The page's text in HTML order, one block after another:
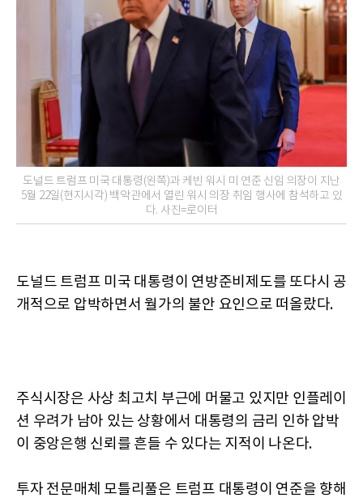
도널드 트럼프 미국 대통령(왼쪽)과 케빈 워시 미 연준 신임 의장이 지난
5월 22일(현지시각) 백악관에서 열린 워시 의장 취임 행사에 참석하고 있
다. 사진=로이터
도널드 트럼프 미국 대통령이 연방준비제도를 또다시 공
개적으로 압박하면서 월가의 불안 요인으로 떠올랐다.
주식시장은 사상 최고치 부근에 머물고 있지만 인플레이
션 우려가 남아 있는 상황에서 대통령의 금리 인하 압박
이 중앙은행 신뢰를 흔들 수 있다는 지적이 나온다.
투자 전문매체 모틀리풀은 트럼프 대통령이 연준을 향해